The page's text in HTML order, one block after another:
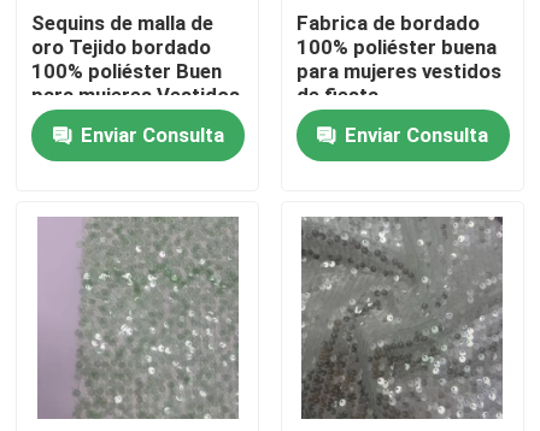
En casa
Productos
Los vídeos
Sobre nosotros
Recorrido por la fábrica
Control de calidad
Sequins de malla de
oro Tejido bordado
100% poliéster Buen
para mujeres Vestidos
de fiesta
Enviar Consulta
Fabrica de bordado
100% poliéster buena
para mujeres vestidos
de fiesta
Enviar Consulta